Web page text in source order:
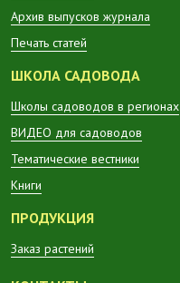
Архив выпусков журнала
Печать статей
ШКОЛА САДОВОДА
Школы садоводов в регионах
ВИДЕО для садоводов
Тематические вестники
Книги
ПРОДУКЦИЯ
Заказ растений